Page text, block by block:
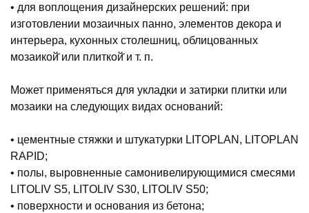
• для воплощения дизайнерских решений: при
изготовлении мозаичных панно, элементов декора и
интерьера, кухонных столешниц, облицованных
мозаикой̆ или плиткой̆ и т. п.
Может применяться для укладки и затирки плитки или
мозаики на следующих видах оснований:
• цементные стяжки и штукатурки LITOPLAN, LITOPLAN
RAPID;
• полы, выровненные самонивелирующимися смесями
LITOLIV S5, LITOLIV S30, LITOLIV S50;
• поверхности и основания из бетона;